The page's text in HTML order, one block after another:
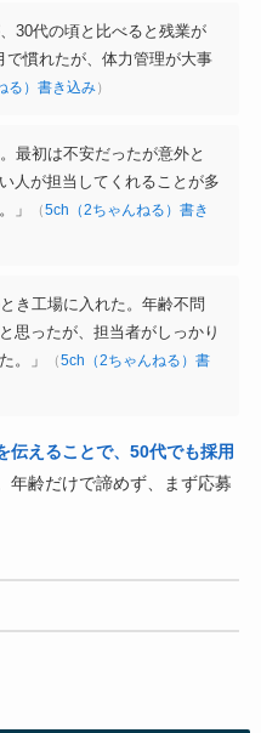
30代の頃と比べると残業が
で慣れたが、体力管理が大事
る）書き込み）
最初は不安だったが意外と
人が担当してくれることが多
」
（5ch（2ちゃんねる）書き
き工場に入れた。年齢不問
思ったが、担当者がしっかり
。」
（5ch（2ちゃんねる）書
伝えることで、50代でも採用
年齢だけで諦めず、まず応募